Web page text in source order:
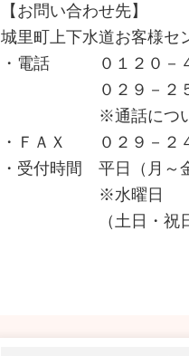
【お問い合わせ先】
城里町上下水道お客様セ
・電話 ０１２０－４
０２９－２５５－７
※通話については電
・ＦＡＸ ０２９－２
・受付時間 平日（月～
※水曜日 午前８
（土日・祝日・年